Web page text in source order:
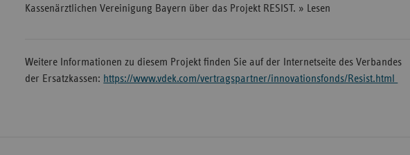
Kassenärztlichen Vereinigung Bayern über das Projekt RESIST. » Lesen
Weitere Informationen zu diesem Projekt finden Sie auf der Internetseite des Verbandes
der Ersatzkassen: https://www.vdek.com/vertragspartner/innovationsfonds/Resist.html